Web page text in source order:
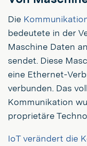
Die
bedeutete in der
Maschine Daten
sendet. Diese
eine Ethernet-
verbunden. Das
Kommunikation
proprietäre
IoT verändert die